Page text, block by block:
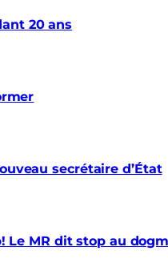
20 ans
secrétaire d’État
MR dit stop au